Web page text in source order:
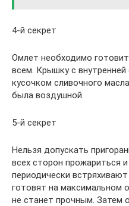
4-й секрет
Омлет необходимо
всем. Крышку с
кусочком сливочного
была воздушной.
5-й секрет
Нельзя допускать
всех сторон прожариться
периодически
готовят на максимальном
не станет прочным. Затем